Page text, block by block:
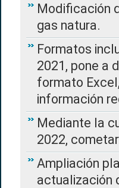
Modificación
gas natura.
Formatos
2021, pone a
formato
información
Mediante la
2022,
Ampliación
actualización